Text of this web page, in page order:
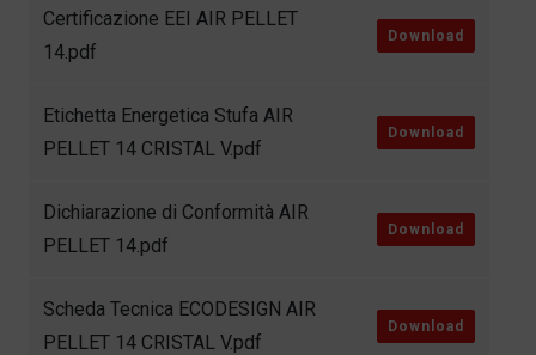
Certificazione EEI AIR PELLET
14.pdf
Download
Etichetta Energetica Stufa AIR
PELLET 14 CRISTAL V.pdf
Download
Dichiarazione di Conformità AIR
PELLET 14.pdf
Download
Scheda Tecnica ECODESIGN AIR
PELLET 14 CRISTAL V.pdf
Download